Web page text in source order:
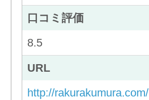
口コミ評価
8.5
URL
http://rakurakumura.com/